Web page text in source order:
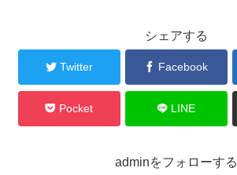
シェアする
Twitter Facebook
Pocket LINE
adminをフォローする